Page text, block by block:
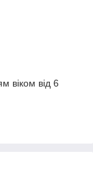
віком від 6